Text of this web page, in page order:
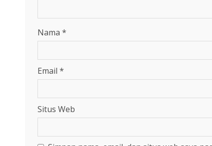
Nama *
Email *
Situs Web